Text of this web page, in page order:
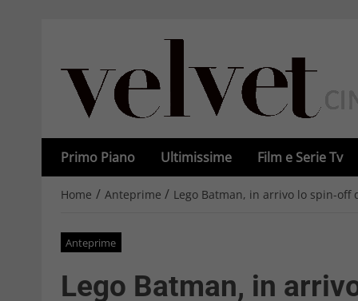
Primo Piano Ultimissime Film e Serie Tv
Home / Anteprime / Lego Batman, in arrivo lo spin-off
Anteprime
Lego Batman, in